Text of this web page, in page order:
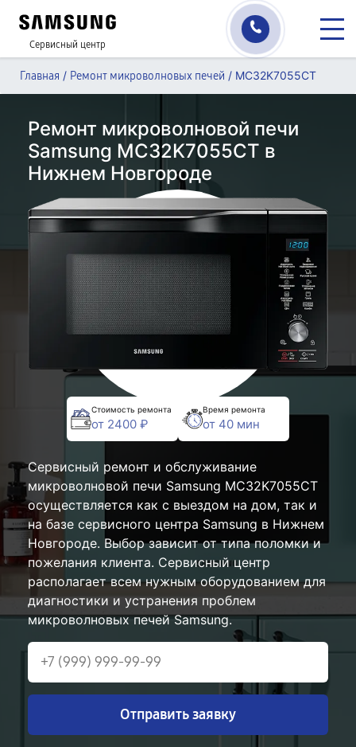
Сервисный центр
Главная / Ремонт микроволновых печей / MC32K7055CT
Ремонт микроволновой печи
Samsung MC32K7055CT в
Нижнем Новгороде
Стоимость ремонта
от 2400 ₽
Время ремонта
от 40 мин
Сервисный ремонт и обслуживание
микроволновой печи Samsung MC32K7055CT
осуществляется как с выездом на дом, так и
на базе сервисного центра Samsung в Нижнем
Новгороде. Выбор зависит от типа поломки и
пожелания клиента. Сервисный центр
располагает всем нужным оборудованием для
диагностики и устранения проблем
микроволновых печей Samsung.
Отправить заявку